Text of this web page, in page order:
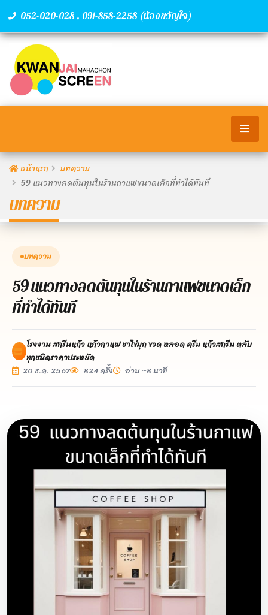
052-020-028 , 091-858-2258 (น้องขวัญใจ)
หน้าแรก
บทความ
59 แนวทางลดต้นทุนในร้านกาแฟขนาดเล็กที่ทำได้ทันที
บทความ
บทความ
59 แนวทางลดต้นทุนในร้านกาแฟขนาดเล็ก
ที่ทำได้ทันที
โรงงาน สกรีนแก้ว แก้วกาแฟ ชาไข่มุก ขวด หลอด ครีม แก้วสกรีน ตลับ
ทุกชนิดราคาประหยัด
20 ธ.ค. 2567
824 ครั้ง อ่าน ~8 นาที